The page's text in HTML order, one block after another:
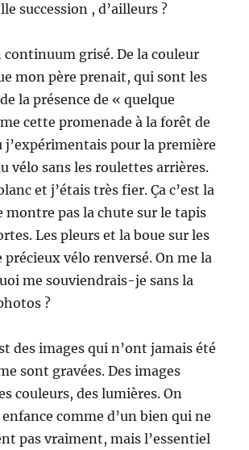
succession , d’ailleurs ?
grisé. De la couleur
mon père prenait, qui sont les
la présence de « quelque
cette promenade à la forêt de
pour la première
vélo sans les roulettes arrières.
et j’étais très fier. Ça c’est la
montre pas la chute sur le tapis
Les pleurs et la boue sur les
vélo renversé. On me la
me souviendrais-je sans la
?
des images qui n’ont jamais été
sont gravées. Des images
couleurs, des lumières. On
comme d’un bien qui ne
pas vraiment, mais l’essentiel